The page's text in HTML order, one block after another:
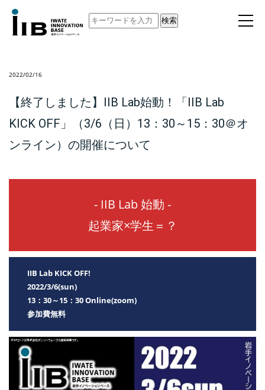
検索
2022/02/16
【終了しました】IIB Lab始動！「IIB Lab
KICK OFF」（3/6（日）13：30～15：30＠オ
ンライン）の開催について
- IIB Lab 始動 -
起業家×学生＝？
IIB Lab KICK OFF!
2022/3/6(sun)
13：30～15：30 Online(zoom)
参加費無料